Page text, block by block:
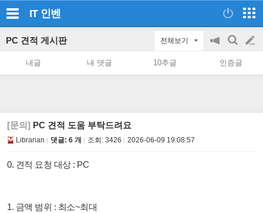
IT 인벤
PC 견적 게시판 전체보기
공
on/off
검
색
글
쓰
내글 내 댓글 10추글 인증글
[문의] PC 견적 도움 부탁드려요
Librarian 댓글: 6 개 조회: 3426 2026-06-09 19:08:57
0. 견적 요청 대상 : PC
1. 금액 범위 : 최소~최대